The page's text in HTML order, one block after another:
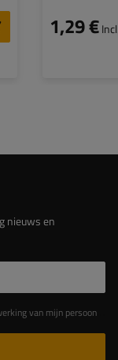
1,29 €
nieuws en
Verordening van het Europees Parlement en de Raad (EU)